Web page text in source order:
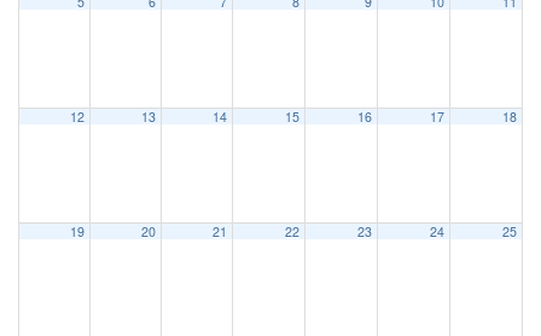
12 13 14 15 16 17 18
19 20 21 22 23 24 25